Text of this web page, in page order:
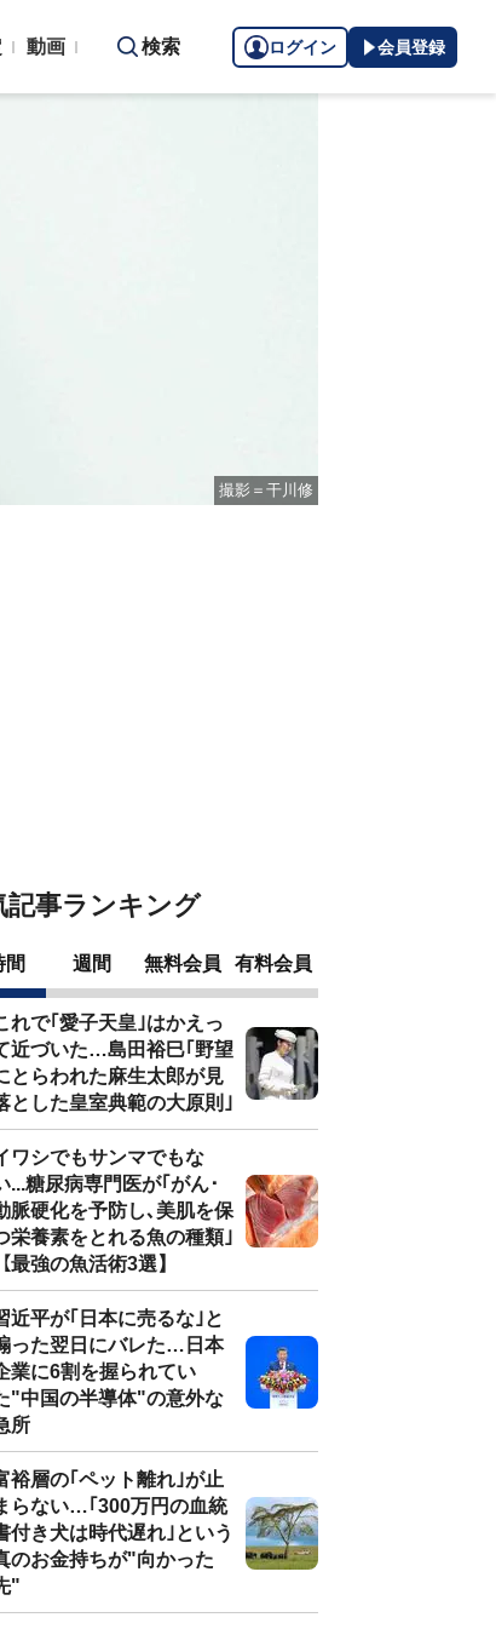
動画 検索 ログイン 会員登録
撮影＝干川修
記事ランキング
間 週間 無料会員 有料会員
れで｢愛子天皇｣はかえっ
近づいた…島田裕巳｢野望
とらわれた麻生太郎が見
とした皇室典範の大原則｣
ワシでもサンマでもな
...糖尿病専門医が｢がん･
脈硬化を予防し､美肌を保
栄養素をとれる魚の種類｣
【最強の魚活術3選】
近平が｢日本に売るな｣と
った翌日にバレた…日本
業に6割を握られてい
"中国の半導体"の意外な
所
裕層の｢ペット離れ｣が止
らない…｢300万円の血統
付き犬は時代遅れ｣という
のお金持ちが"向かった
"